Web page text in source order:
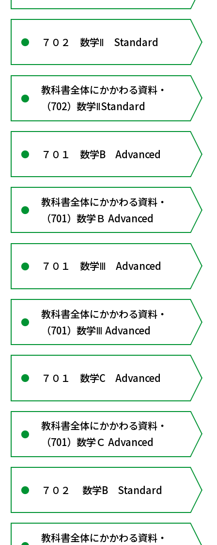
７０２ 数学Ⅱ Standard
教科書全体にかかわる資料・
（702）数学ⅡStandard
７０１ 数学B Advanced
教科書全体にかかわる資料・
（701）数学Ｂ Advanced
７０１ 数学Ⅲ Advanced
教科書全体にかかわる資料・
（701）数学Ⅲ Advanced
７０１ 数学C Advanced
教科書全体にかかわる資料・
（701）数学Ｃ Advanced
７０２ 数学B Standard
教科書全体にかかわる資料・